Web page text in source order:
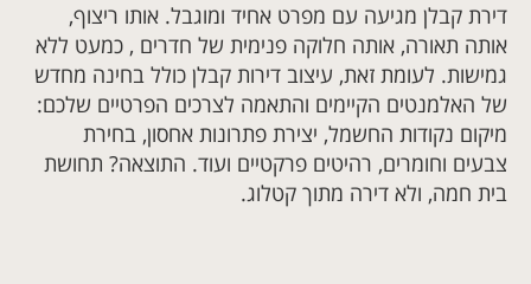
דירת קבלן מגיעה עם מפרט אחיד ומוגבל. אותו ריצוף,
אותה תאורה, אותה חלוקה פנימית של חדרים , כמעט ללא
גמישות. לעומת זאת, עיצוב דירות קבלן כולל בחינה מחדש
של האלמנטים הקיימים והתאמה לצרכים הפרטיים שלכם:
מיקום נקודות החשמל, יצירת פתרונות אחסון, בחירת
צבעים וחומרים, רהיטים פרקטיים ועוד. התוצאה? תחושת
בית חמה, ולא דירה מתוך קטלוג.